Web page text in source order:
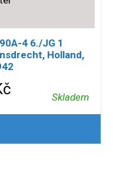
4 6./JG 1
Holland,
Skladem